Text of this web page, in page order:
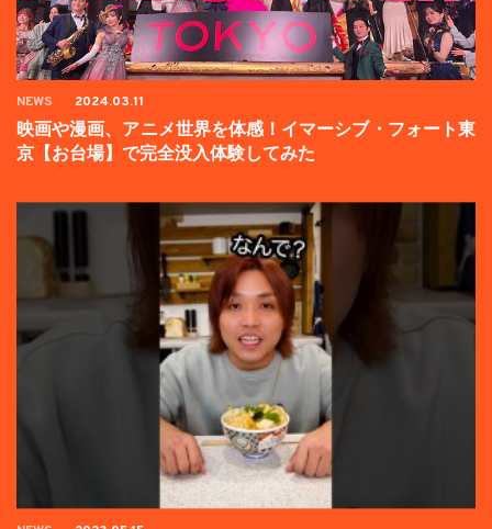
NEWS 2024.03.11
映画や漫画、アニメ世界を体感！イマーシブ・フォート東
京【お台場】で完全没入体験してみた